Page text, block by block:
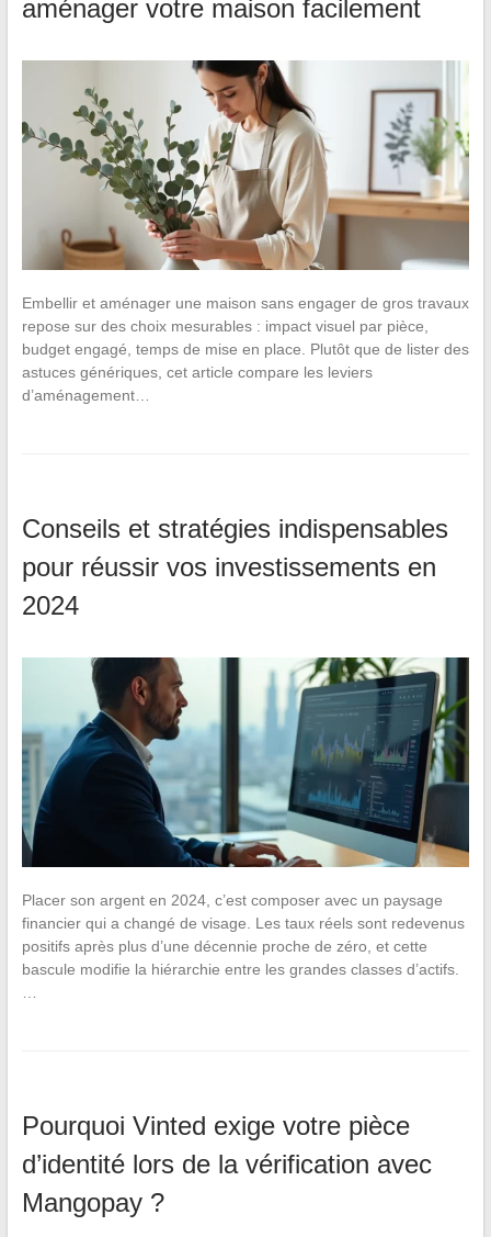
aménager votre maison facilement
Embellir et aménager une maison sans engager de gros travaux
repose sur des choix mesurables : impact visuel par pièce,
budget engagé, temps de mise en place. Plutôt que de lister des
astuces génériques, cet article compare les leviers
d’aménagement…
Conseils et stratégies indispensables
pour réussir vos investissements en
2024
Placer son argent en 2024, c’est composer avec un paysage
financier qui a changé de visage. Les taux réels sont redevenus
positifs après plus d’une décennie proche de zéro, et cette
bascule modifie la hiérarchie entre les grandes classes d’actifs.
Pourquoi Vinted exige votre pièce
d’identité lors de la vérification avec
Mangopay ?